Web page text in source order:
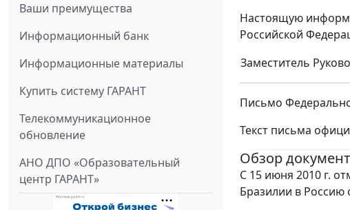
Ваши преимущества
Информационный банк
Информационные материалы
Купить систему ГАРАНТ
Телекоммуникационное
обновление
АНО ДПО «Образовательный
центр ГАРАНТ»
Настоящую
Российской
Заместитель
Письмо
Текст письма
Обзор
С 15 июня 2010 г.
Бразилии в Россию